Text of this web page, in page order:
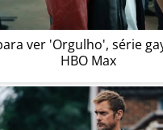
ver 'Orgulho', série
HBO Max